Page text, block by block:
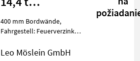
Tandemtieflader,
7,20 m
400 mm Bordwände,
Fahrgestell: Feuerverzinkt,
x Rampen ( 2.500 mm x 500
Leo Möslein GmbH